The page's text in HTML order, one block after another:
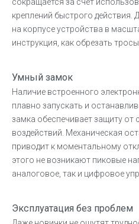
креплений быстрого действия.
на корпусе устройства в
инструкция, как обрезать тросы.
Умный замок
Наличие встроенного
плавно запускать и
замка обеспечивает защиту от
воздействий. Механическая
приводит к моментальному
этого не возникают пиковые
аналоговое, так и цифровое
Эксплуатация без проблем